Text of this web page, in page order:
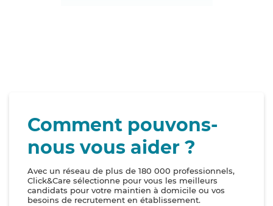
Comment pouvons-
nous vous aider ?
Avec un réseau de plus de 180 000 professionnels,
Click&Care sélectionne pour vous les meilleurs
candidats pour votre maintien à domicile ou vos
besoins de recrutement en établissement.